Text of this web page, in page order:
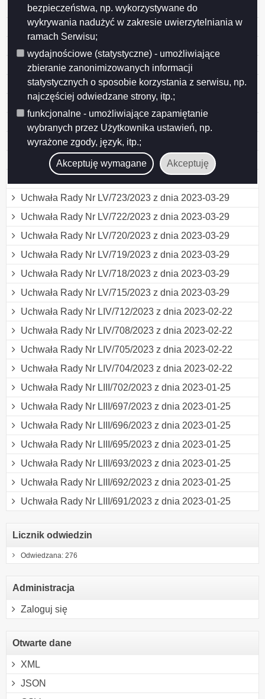
bezpieczeństwa, np. wykorzystywane do
wykrywania nadużyć w zakresie uwierzytelniania w
ramach Serwisu;
wydajnościowe (statystyczne) - umożliwiające
zbieranie zanonimizowanych informacji
statystycznych o sposobie korzystania z serwisu, np.
najczęściej odwiedzane strony, itp.;
funkcjonalne - umożliwiające zapamiętanie
wybranych przez Użytkownika ustawień, np.
wyrażone zgody, język, itp.;
Akceptuję wymagane Akceptuję
Uchwała Rady Nr LVI/741/2023 z dnia 2023-04-26
Uchwała Rady Nr LVI/739/2023 z dnia 2023-04-26
Uchwała Rady Nr LVI/736/2023 z dnia 2023-04-26
Uchwała Rady Nr LVI/735/2023 z dnia 2023-04-26
Uchwała Rady Nr LVI/734/2023 z dnia 2023-04-26
Uchwała Rady Nr LVI/733/2023 z dnia 2023-04-26
Uchwała Rady Nr LVI/732/2023 z dnia 2023-04-26
Uchwała Rady Nr LV/726/2023 z dnia 2023-03-29
Uchwała Rady Nr LV/723/2023 z dnia 2023-03-29
Uchwała Rady Nr LV/722/2023 z dnia 2023-03-29
Uchwała Rady Nr LV/720/2023 z dnia 2023-03-29
Uchwała Rady Nr LV/719/2023 z dnia 2023-03-29
Uchwała Rady Nr LV/718/2023 z dnia 2023-03-29
Uchwała Rady Nr LV/715/2023 z dnia 2023-03-29
Uchwała Rady Nr LIV/712/2023 z dnia 2023-02-22
Uchwała Rady Nr LIV/708/2023 z dnia 2023-02-22
Uchwała Rady Nr LIV/705/2023 z dnia 2023-02-22
Uchwała Rady Nr LIV/704/2023 z dnia 2023-02-22
Uchwała Rady Nr LIII/702/2023 z dnia 2023-01-25
Uchwała Rady Nr LIII/697/2023 z dnia 2023-01-25
Uchwała Rady Nr LIII/696/2023 z dnia 2023-01-25
Uchwała Rady Nr LIII/695/2023 z dnia 2023-01-25
Uchwała Rady Nr LIII/693/2023 z dnia 2023-01-25
Uchwała Rady Nr LIII/692/2023 z dnia 2023-01-25
Uchwała Rady Nr LIII/691/2023 z dnia 2023-01-25
Licznik odwiedzin
Odwiedzana: 276
Administracja
Zaloguj się
Otwarte dane
XML
JSON